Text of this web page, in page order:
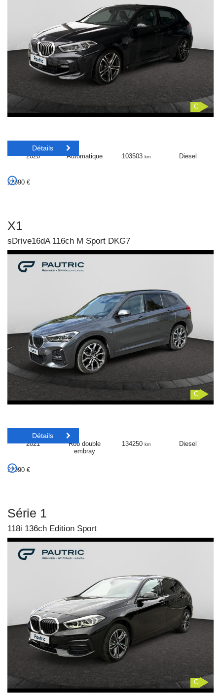
C
2020 Automatique 103503 km Diesel
22890 €
Détails
X1
sDrive16dA 116ch M Sport DKG7
C
2021
Rob double
embray
134250 km Diesel
22990 €
Détails
Série 1
118i 136ch Edition Sport
C